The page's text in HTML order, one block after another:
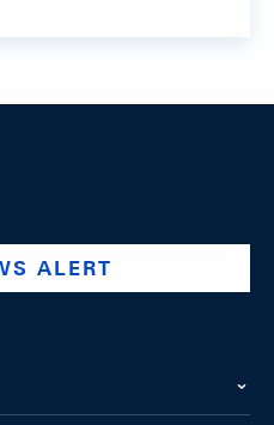
company/swiss-national-
@swissnationalbank
ALERT